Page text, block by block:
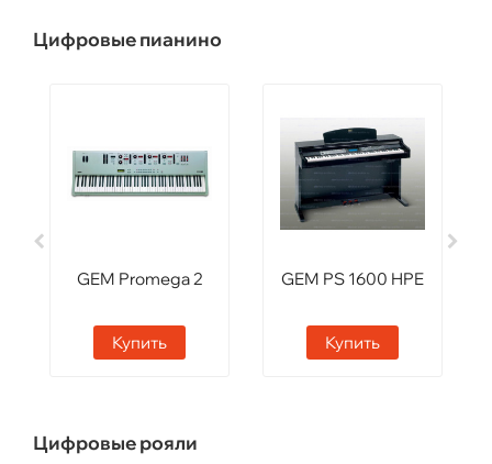
Цифровые пианино
GEM Promega 2
Купить
GEM PS 1600 HPE
Купить
Цифровые рояли